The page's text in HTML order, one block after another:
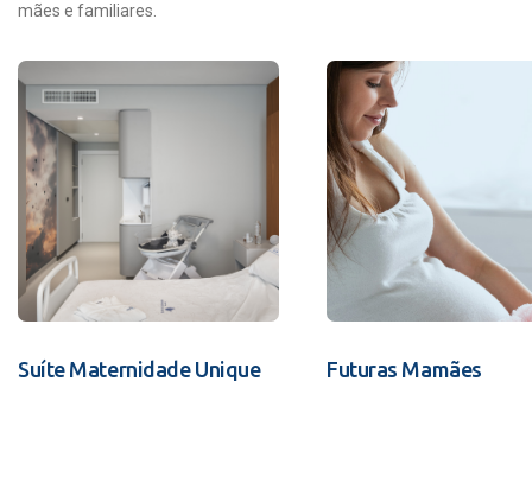
mães e familiares.
Suíte Maternidade Unique Futuras Mamães